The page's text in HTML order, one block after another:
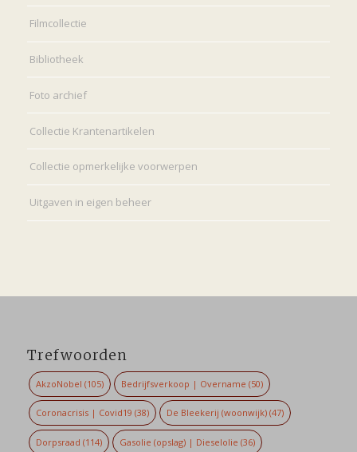
Filmcollectie
Bibliotheek
Foto archief
Collectie Krantenartikelen
Collectie opmerkelijke voorwerpen
Uitgaven in eigen beheer
Trefwoorden
AkzoNobel (105) Bedrijfsverkoop | Overname (50)
Coronacrisis | Covid19 (38) De Bleekerij (woonwijk) (47)
Dorpsraad (114) Gasolie (opslag) | Dieselolie (36)